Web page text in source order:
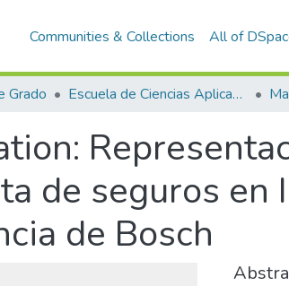
Communities & Collections All of
Grado Escuela de Ciencias Aplicadas e Ingeniería
de seguros
de Bosch